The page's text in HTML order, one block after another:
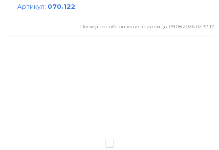
Артикул: 070.122
Последнее обновление страницы 09.08.2026 02:32:12